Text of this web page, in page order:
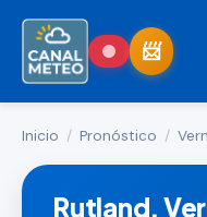
Inicio / Pronóstico /
Rutland,